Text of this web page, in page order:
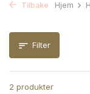
Tilbake Hjem
Filter
2 produkter